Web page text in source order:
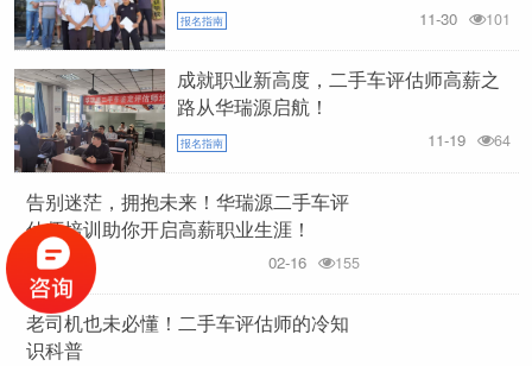
报名指南 101
11-30
成就职业新高度，二手车评估师高薪之
路从华瑞源启航！
报名指南 64
11-19
告别迷茫，拥抱未来！华瑞源二手车评
估师培训助你开启高薪职业生涯！
报名指南 155
02-16
老司机也未必懂！二手车评估师的冷知
识科普